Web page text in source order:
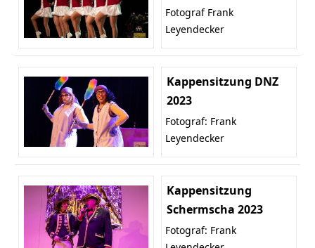
Fotograf Frank
Leyendecker
Kappensitzung DNZ
2023
Fotograf: Frank
Leyendecker
Kappensitzung
Schermscha 2023
Fotograf: Frank